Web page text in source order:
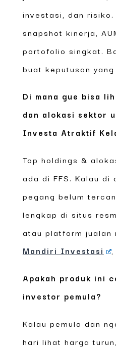
investasi, dan risiko.
snapshot kinerja,
portofolio singkat.
buat keputusan
Di mana gue bisa
dan alokasi sektor
Investa Atraktif
Top holdings &
ada di FFS. Kalau di
pegang belum
lengkap di situs
atau platform jualan
Mandiri Investasi
Apakah produk ini
investor pemula?
Kalau pemula dan
hari lihat harga